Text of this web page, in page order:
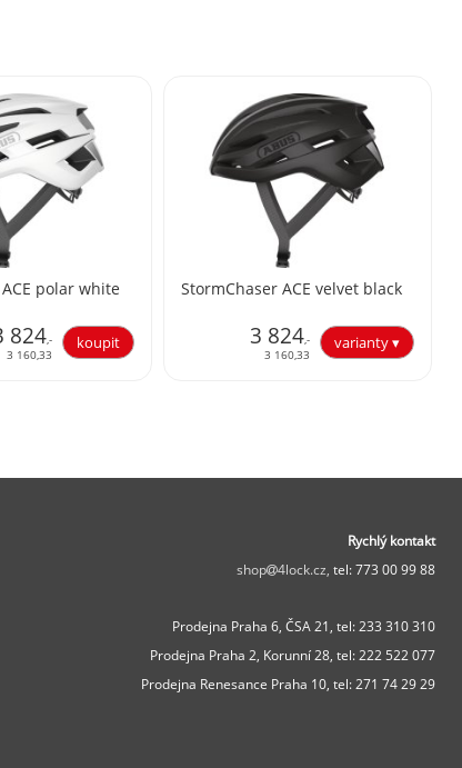
polar white
824,-
3 160,33
StormChaser ACE velvet black
3 824,-
3 160,33
Rychlý kontakt
shop
4lock.cz, tel: 773 00 99 88
Prodejna Praha 6, ČSA 21, tel: 233 310 310
Prodejna Praha 2, Korunní 28, tel: 222 522 077
Prodejna Renesance Praha 10, tel: 271 74 29 29